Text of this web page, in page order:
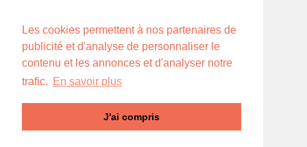
Les cookies permettent à nos partenaires de
publicité et d'analyse de personnaliser le
contenu et les annonces et d'analyser notre
trafic. En savoir plus
J'ai compris